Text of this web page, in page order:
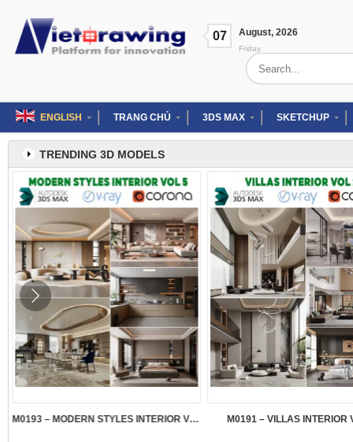
content
07 August, 2026
Friday
Search
for:
ENGLISH TRANG CHỦ 3DS MAX SKETCHUP
TRENDING 3D MODELS
M0193 – MODERN STYLES INTERIOR VOL.5 M0191 – VILLAS INTERIOR